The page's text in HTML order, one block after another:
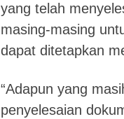
yang telah
masing-masing
dapat ditetapkan
“Adapun yang
penyelesaian